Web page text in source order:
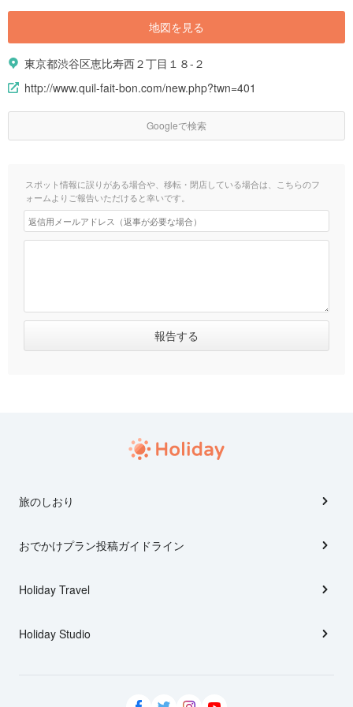
地図を見る
東京都渋谷区恵比寿西２丁目１８-２
http://www.quil-fait-bon.com/new.php?twn=401
Googleで検索
スポット情報に誤りがある場合や、移転・閉店している場合は、こちらのフ
ォームよりご報告いただけると幸いです。
旅のしおり
おでかけプラン投稿ガイドライン
Holiday Travel
Holiday Studio